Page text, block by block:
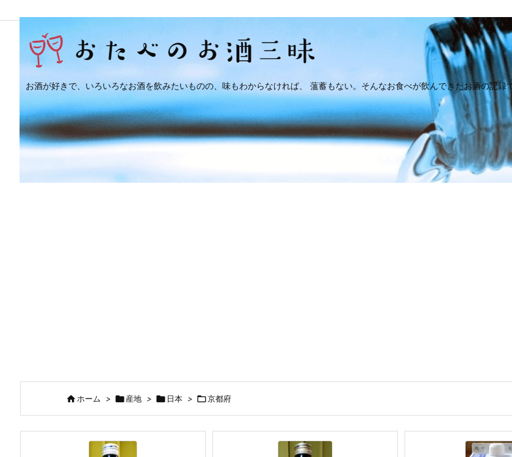
お酒が好きで、いろいろなお酒を飲みたいものの、味もわからなければ、 薀蓄もない。そんなお食べが飲んできたお酒の記録で
ホーム > 産地 >  日本 > 京都府